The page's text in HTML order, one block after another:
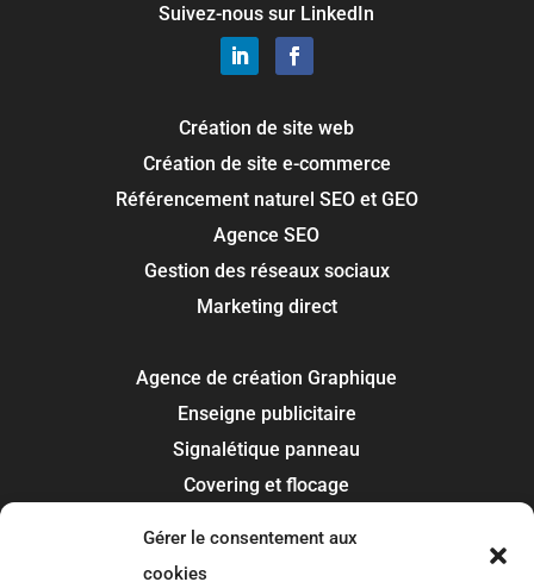
Gérer le consentement aux
cookies
Suivez-nous sur LinkedIn
Création de site web
Création de site e-commerce
Référencement naturel SEO et GEO
Agence SEO
Gestion des réseaux sociaux
Marketing direct
Agence de création Graphique
Enseigne publicitaire
Signalétique panneau
Covering et flocage